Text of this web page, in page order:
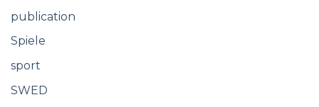
publication
Spiele
sport
SWED